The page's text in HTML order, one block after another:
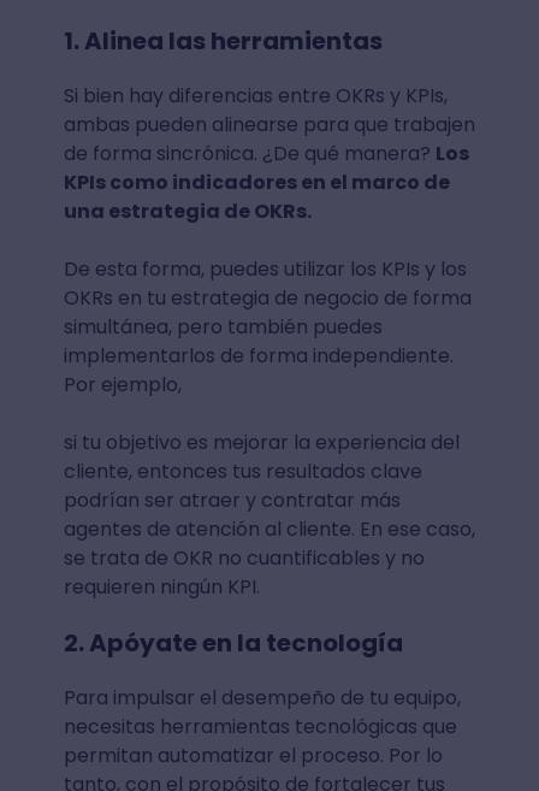
1. Alinea las herramientas
Si bien hay diferencias entre OKRs y KPIs,
ambas pueden alinearse para que trabajen
de forma sincrónica. ¿De qué manera? Los
KPIs como indicadores en el marco de
una estrategia de OKRs.
De esta forma, puedes utilizar los KPIs y los
OKRs en tu estrategia de negocio de forma
simultánea, pero también puedes
implementarlos de forma independiente.
Por ejemplo,
si tu objetivo es mejorar la experiencia del
cliente, entonces tus resultados clave
podrían ser atraer y contratar más
agentes de atención al cliente. En ese caso,
se trata de OKR no cuantificables y no
requieren ningún KPI.
2. Apóyate en la tecnología
Para impulsar el desempeño de tu equipo,
necesitas herramientas tecnológicas que
permitan automatizar el proceso. Por lo
tanto, con el propósito de fortalecer tus